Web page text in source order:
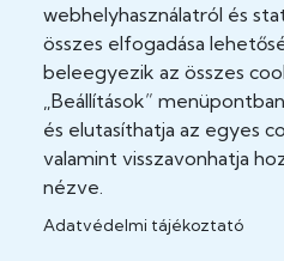
Cookie
Jogi
webhelyhasználatról és
összes elfogadása
beleegyezik az összes
„Beállítások”
és elutasíthatja az egyes
valamint visszavonhatja
nézve.
Adatvédelmi tájékoztató